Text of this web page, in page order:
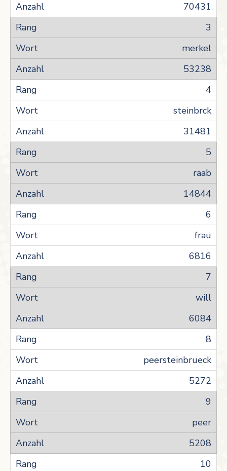
70431
3
merkel
53238
4
steinbrck
31481
5
raab
14844
6
frau
6816
7
will
6084
8
peersteinbrueck
5272
9
peer
5208
10